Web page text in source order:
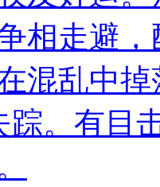
相走避
混乱中
踪。有目